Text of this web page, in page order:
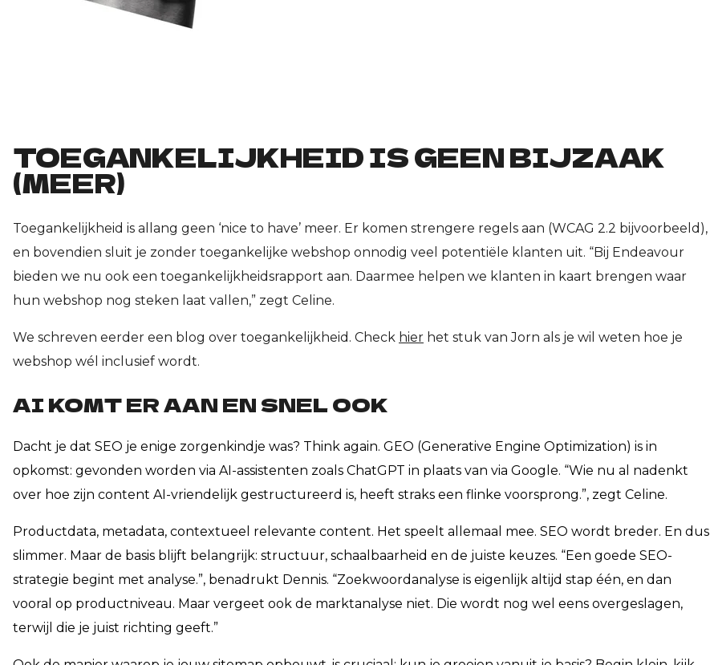
TOEGANKELIJKHEID IS GEEN BIJZAAK
(MEER)
Toegankelijkheid is allang geen ‘nice to have’ meer. Er komen strengere regels aan (WCAG 2.2 bijvoorbeeld),
en bovendien sluit je zonder toegankelijke webshop onnodig veel potentiële klanten uit. “Bij Endeavour
bieden we nu ook een toegankelijkheidsrapport aan. Daarmee helpen we klanten in kaart brengen waar
hun webshop nog steken laat vallen,” zegt Celine.
We schreven eerder een blog over toegankelijkheid. Check hier het stuk van Jorn als je wil weten hoe je
webshop wél inclusief wordt.
AI KOMT ER AAN EN SNEL OOK
Dacht je dat SEO je enige zorgenkindje was? Think again. GEO (Generative Engine Optimization) is in
opkomst: gevonden worden via AI-assistenten zoals ChatGPT in plaats van via Google. “Wie nu al nadenkt
over hoe zijn content AI-vriendelijk gestructureerd is, heeft straks een flinke voorsprong.”, zegt Celine.
Productdata, metadata, contextueel relevante content. Het speelt allemaal mee. SEO wordt breder. En dus
slimmer. Maar de basis blijft belangrijk: structuur, schaalbaarheid en de juiste keuzes. “Een goede SEO-
strategie begint met analyse.”, benadrukt Dennis. “Zoekwoordanalyse is eigenlijk altijd stap één, en dan
vooral op productniveau. Maar vergeet ook de marktanalyse niet. Die wordt nog wel eens overgeslagen,
terwijl die je juist richting geeft.”